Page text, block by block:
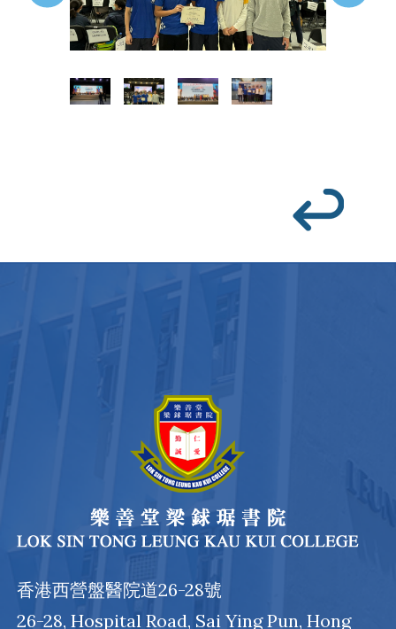
香港西營盤醫院道26-28號
26-28, Hospital Road, Sai Ying Pun, Hong